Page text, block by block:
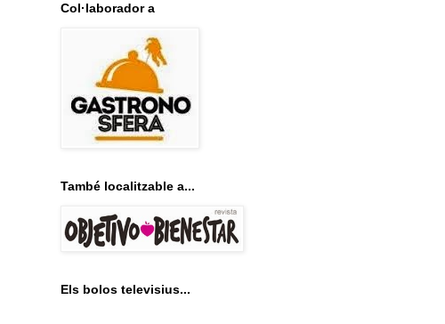
Col·laborador a
També localitzable a...
Els bolos televisius...